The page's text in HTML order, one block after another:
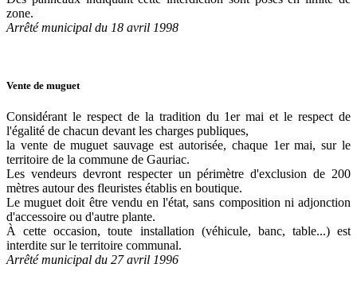
zone.
Arrêté municipal du 18 avril 1998
Vente de muguet
Considérant le respect de la tradition du 1er mai et le respect de
l'égalité de chacun devant les charges publiques,
la vente de muguet sauvage est autorisée, chaque 1er mai, sur le
territoire de la commune de Gauriac.
Les vendeurs devront respecter un périmètre d'exclusion de 200
mètres autour des fleuristes établis en boutique.
Le muguet doit être vendu en l'état, sans composition ni adjonction
d'accessoire ou d'autre plante.
À cette occasion, toute installation (véhicule, banc, table...) est
interdite sur le territoire communal.
Arrêté municipal du 27 avril 1996